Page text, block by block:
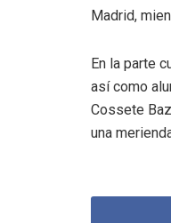
Madrid,
En la parte
así como
Cossete
una